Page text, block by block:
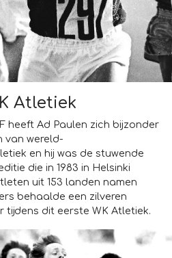
Atletiek
heeft Ad Paulen zich bijzonder
van wereld-
en hij was de stuwende
die in 1983 in Helsinki
uit 153 landen namen
behaalde een zilveren
tijdens dit eerste WK Atletiek.